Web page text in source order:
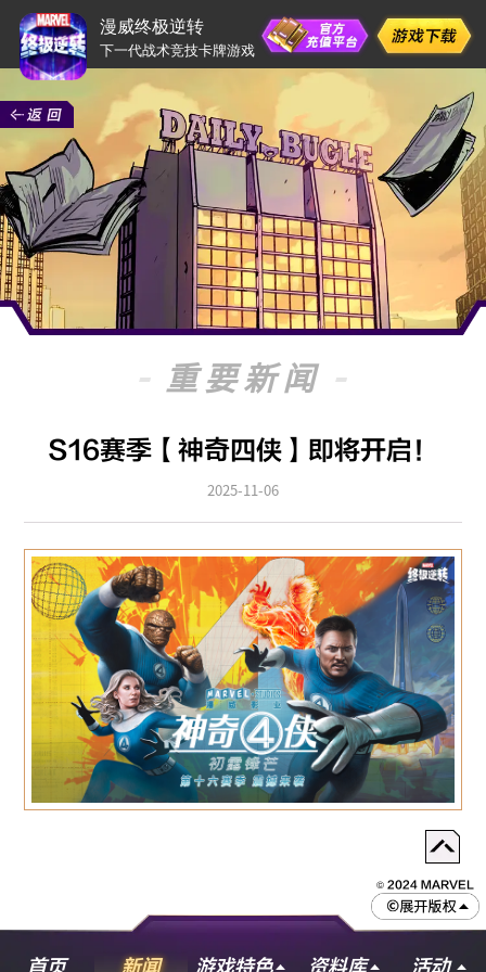
漫威终极逆转
下一代战术竞技卡牌游戏
重要新闻
S16赛季【神奇四侠】即将开启！
2025-11-06
© 2024 MARVEL
首页 新闻 游戏特色 资料库 活动